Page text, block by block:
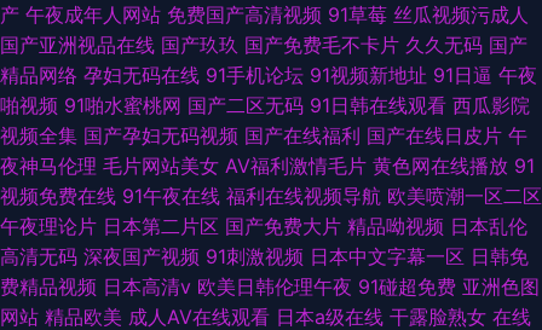
产 午夜成年人网站 免费国产高清视频 91草莓 丝瓜视频污成人
国产亚洲视品在线 国产玖玖 国产免费毛不卡片 久久无码 国产
精品网络 孕妇无码在线 91手机论坛 91视频新地址 91日逼 午夜
啪视频 91啪水蜜桃网 国产二区无码 91日韩在线观看 西瓜影院
视频全集 国产孕妇无码视频 国产在线福利 国产在线日皮片 午
夜神马伦理 毛片网站美女 AV福利激情毛片 黄色网在线播放 91
视频免费在线 91午夜在线 福利在线视频导航 欧美喷潮一区二区
午夜理论片 日本第二片区 国产免费大片 精品呦视频 日本乱伦
高清无码 深夜国产视频 91刺激视频 日本中文字幕一区 日韩免
费精品视频 日本高清v 欧美日韩伦理午夜 91碰超免费 亚洲色图
网站 精品欧美 成人AV在线观看 日本a级在线 干露脸熟女 在线